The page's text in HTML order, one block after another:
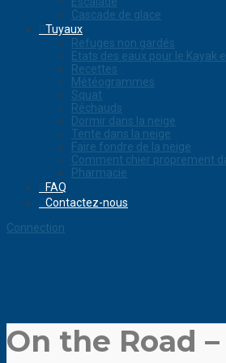
Cascade de glace
Tuyaux
Refuges non gardés
Etats des eaux pour le Kayak
Recettes
Météogrammes
Squat
Réchauds
Dormir dans la neige
Tente dans la neige
Faire fondre de la neige
Comment chier proprement
Pharmacie
FAQ
Contactez-nous
Connection
On the Road